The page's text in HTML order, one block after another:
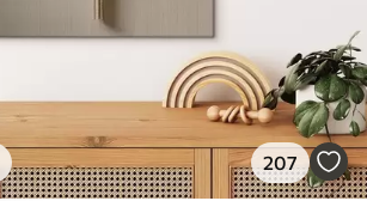
207